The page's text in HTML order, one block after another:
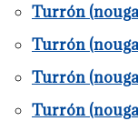
Turrón
Turrón
Turrón
Turrón